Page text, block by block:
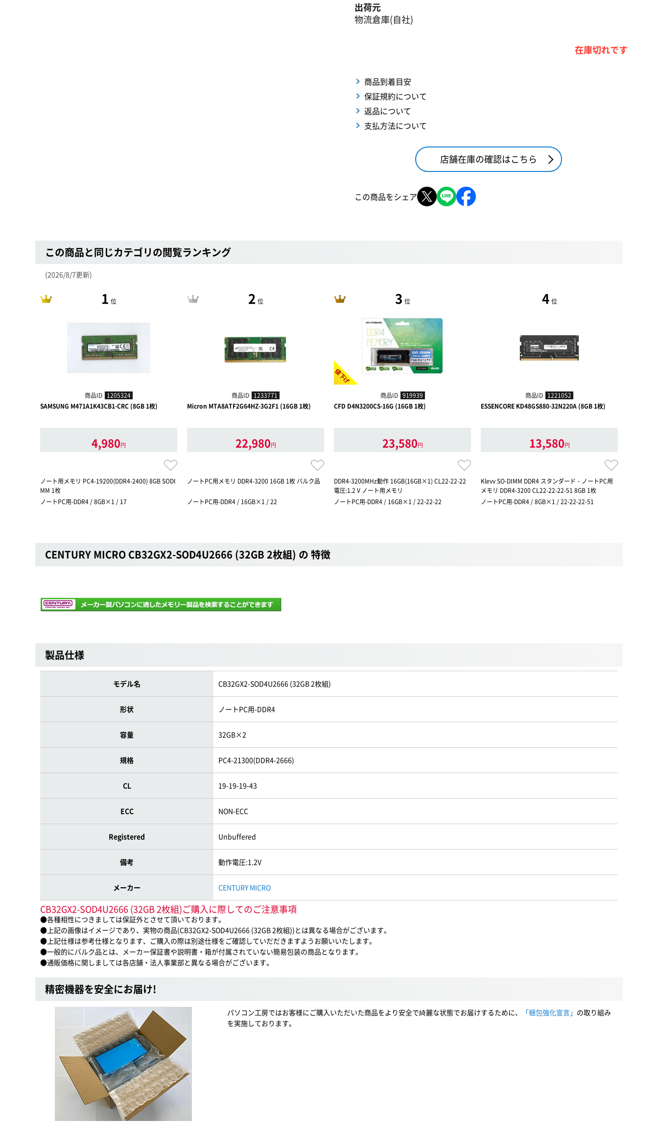
出荷元
物流倉庫(自社)
在庫切れです
商品到着目安
保証規約について
返品について
支払方法について
店舗在庫の確認はこちら
この商品をシェア
この商品と同じカテゴリの閲覧ランキング
(2026/8/7更新)
1 位
商品ID 1205324
SAMSUNG M471A1K43CB1-CRC (8GB 1枚)
4,980円
ノート用メモリ PC4-19200(DDR4-2400) 8GB SODI
MM 1枚
ノートPC用-DDR4 / 8GB×1 / 17
2 位
商品ID 1233771
Micron MTA8ATF2G64HZ-3G2F1 (16GB 1枚)
22,980円
ノートPC用メモリ DDR4-3200 16GB 1枚 バルク品
ノートPC用-DDR4 / 16GB×1 / 22
3 位
値下げ
商品ID 919939
CFD D4N3200CS-16G (16GB 1枚)
23,580円
DDR4-3200MHz動作 16GB(16GB×1) CL22-22-22
電圧:1.2 V ノート用メモリ
ノートPC用-DDR4 / 16GB×1 / 22-22-22
4 位
商品ID 1221052
ESSENCORE KD48GS880-32N220A (8GB 1枚)
13,580円
Klevv SO-DIMM DDR4 スタンダード・ノートPC用
メモリ DDR4-3200 CL22-22-22-51 8GB 1枚
ノートPC用-DDR4 / 8GB×1 / 22-22-22-51
CENTURY MICRO CB32GX2-SOD4U2666 (32GB 2枚組) の 特徴
製品仕様
モデル名 CB32GX2-SOD4U2666 (32GB 2枚組)
形状 ノートPC用-DDR4
容量 32GB×2
規格 PC4-21300(DDR4-2666)
CL 19-19-19-43
ECC NON-ECC
Registered Unbuffered
備考 動作電圧:1.2V
メーカー CENTURY MICRO
CB32GX2-SOD4U2666 (32GB 2枚組)ご購入に際してのご注意事項
●各種相性につきましては保証外とさせて頂いております。
●上記の画像はイメージであり、実物の商品(CB32GX2-SOD4U2666 (32GB 2枚組))とは異なる場合がございます。
●上記仕様は参考仕様となります、ご購入の際は別途仕様をご確認していだだきますようお願いいたします。
●一般的にバルク品とは、メーカー保証書や説明書・箱が付属されていない簡易包装の商品となります。
●通販価格に関しましては各店舗・法人事業部と異なる場合がございます。
精密機器を安全にお届け!
パソコン工房ではお客様にご購入いただいた商品をより安全で綺麗な状態でお届けするために、 「梱包強化宣言」 の取り組み
を実施しております。